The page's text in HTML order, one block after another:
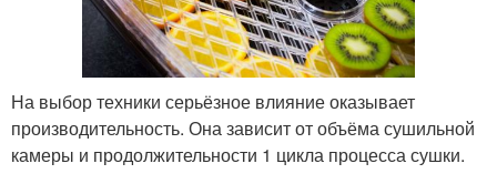
На выбор техники серьёзное влияние оказывает
производительность. Она зависит от объёма сушильной
камеры и продолжительности 1 цикла процесса сушки.